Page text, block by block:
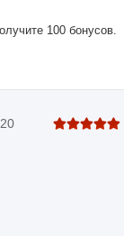
100 бонусов.